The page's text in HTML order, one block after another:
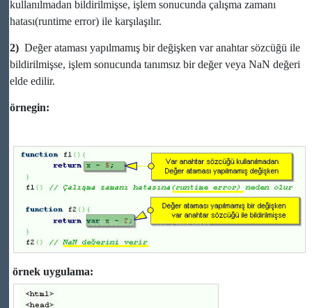
kullanılmadan bildirilmişse, işlem sonucunda çalışma zamanı
hatası(runtime error) ile karşılaşılır.
2) Değer ataması yapılmamış bir değişken var anahtar sözcüğü ile
bildirilmişse, işlem sonucunda tanımsız bir değer veya NaN değeri
elde edilir.
örnegin:
örnek uygulama: